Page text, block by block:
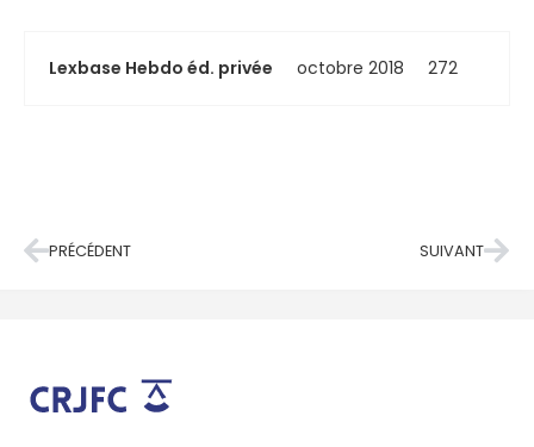
Lexbase Hebdo éd. privée octobre 2018 272
PRÉCÉDENT SUIVANT